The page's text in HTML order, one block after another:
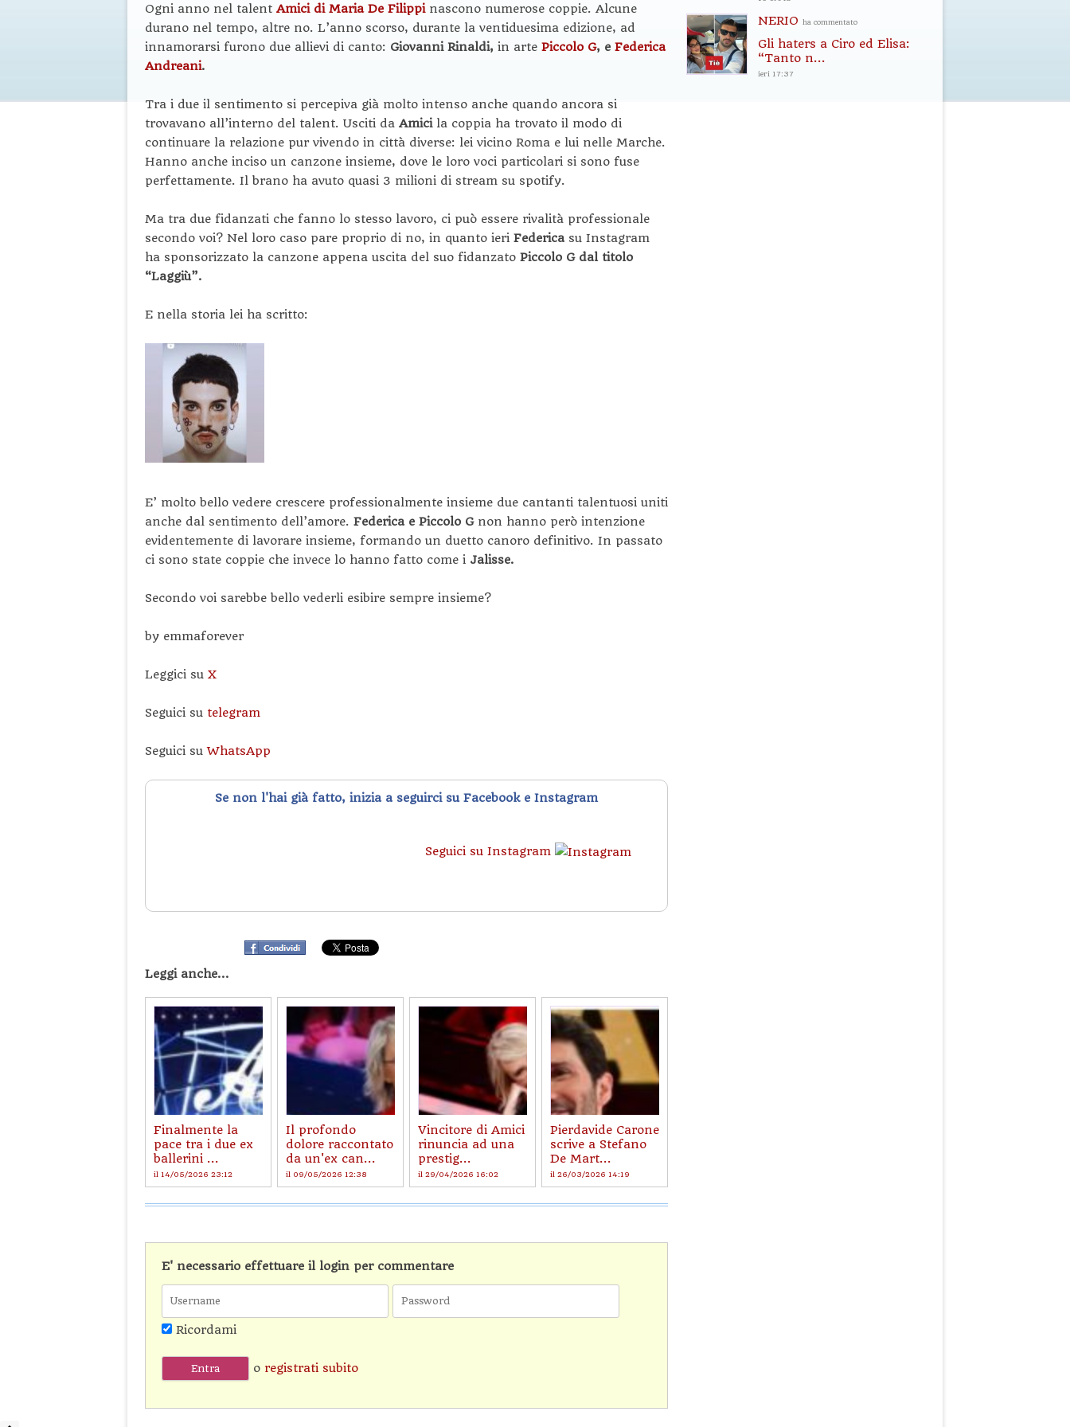
Ogni anno nel talent Amici di Maria De Filippi nascono numerose coppie. Alcune
durano nel tempo, altre no. L’anno scorso, durante la ventiduesima edizione, ad
innamorarsi furono due allievi di canto: Giovanni Rinaldi, in arte Piccolo G, e Federica
Andreani.
Tra i due il sentimento si percepiva già molto intenso anche quando ancora si
trovavano all’interno del talent. Usciti da Amici la coppia ha trovato il modo di
continuare la relazione pur vivendo in città diverse: lei vicino Roma e lui nelle Marche.
Hanno anche inciso un canzone insieme, dove le loro voci particolari si sono fuse
perfettamente. Il brano ha avuto quasi 3 milioni di stream su spotify.
Ma tra due fidanzati che fanno lo stesso lavoro, ci può essere rivalità professionale
secondo voi? Nel loro caso pare proprio di no, in quanto ieri Federica su Instagram
ha sponsorizzato la canzone appena uscita del suo fidanzato Piccolo G dal titolo
“Laggiù”.
E nella storia lei ha scritto:
E’ molto bello vedere crescere professionalmente insieme due cantanti talentuosi uniti
anche dal sentimento dell’amore. Federica e Piccolo G non hanno però intenzione
evidentemente di lavorare insieme, formando un duetto canoro definitivo. In passato
ci sono state coppie che invece lo hanno fatto come i Jalisse.
Secondo voi sarebbe bello vederli esibire sempre insieme?
by emmaforever
Leggici su X
Seguici su telegram
Seguici suWhatsApp
Se non l'hai già fatto, inizia a seguirci su Facebook e Instagram
Seguici su Instagram
Leggi anche...
Finalmente la
pace tra i due ex
ballerini ...
il 14/05/2026 23:12
Il profondo
dolore raccontato
da un'ex can...
il 09/05/2026 12:38
Vincitore di Amici
rinuncia ad una
prestig...
il 29/04/2026 16:02
Pierdavide Carone
scrive a Stefano
De Mart...
il 26/03/2026 14:19
E' necessario effettuare il login per commentare
Ricordami
o registrati subito
NERIO ha commentato
Gli haters a Ciro ed Elisa:
“Tanto n...
ieri 17:37